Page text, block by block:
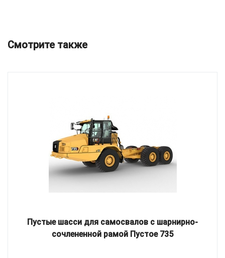
Смотрите также
Пустые шасси для самосвалов с шарнирно-
сочлененной рамой Пустое 735